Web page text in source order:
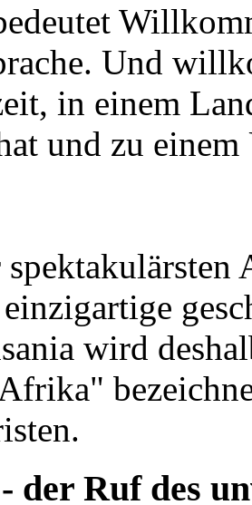
Und
in einem
und zu einem
wird
der Ruf des